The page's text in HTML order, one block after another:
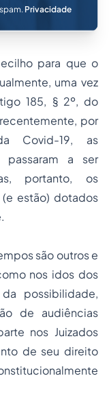
Privacidade
para que o
uma vez
185, § 2º, do
por
Covid-19, as
passaram a ser
portanto, os
estão) dotados
são outros e
nos idos dos
possibilidade,
de audiências
nos Juizados
de seu direito